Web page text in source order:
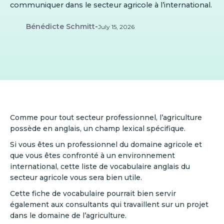
communiquer dans le secteur agricole à l’international.
Bénédicte Schmitt-July 15, 2026
Comme pour tout secteur professionnel, l’agriculture
possède en anglais, un champ lexical spécifique.
Si vous êtes un professionnel du domaine agricole et
que vous êtes confronté à un environnement
international, cette liste de vocabulaire anglais du
secteur agricole vous sera bien utile.
Cette fiche de vocabulaire pourrait bien servir
également aux consultants qui travaillent sur un projet
dans le domaine de l’agriculture.